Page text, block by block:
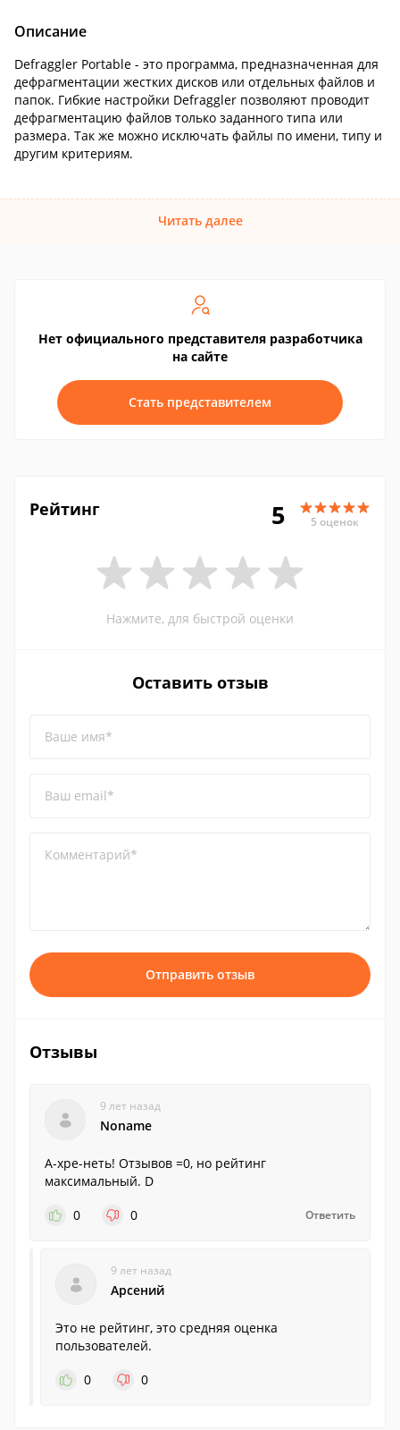
Описание
Defraggler Portable - это программа, предназначенная для
дефрагментации жестких дисков или отдельных файлов и
папок. Гибкие настройки Defraggler позволяют проводит
дефрагментацию файлов только заданного типа или
размера. Так же можно исключать файлы по имени, типу и
другим критериям.
Читать далее
Нет официального представителя разработчика
на сайте
Стать представителем
Рейтинг 5 5 оценок
Нажмите, для быстрой оценки
Оставить отзыв
Ваше имя*
Ваш email*
Комментарий*
Отправить отзыв
Отзывы
9 лет назад
Noname
А-хре-неть! Отзывов =0, но рейтинг
максимальный. D
0
0 Ответить
9 лет назад
Арсений
Это не рейтинг, это средняя оценка
пользователей.
0
0